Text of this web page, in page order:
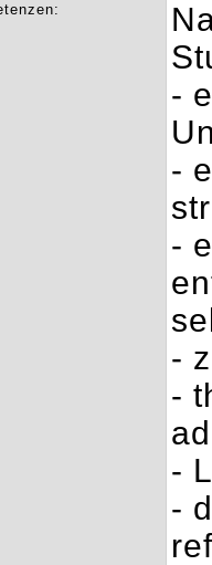
-
-
-
-
-
-
-